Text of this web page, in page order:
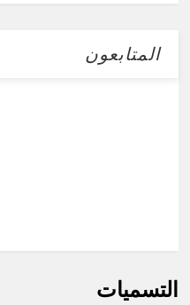
المتابعون
التسميات